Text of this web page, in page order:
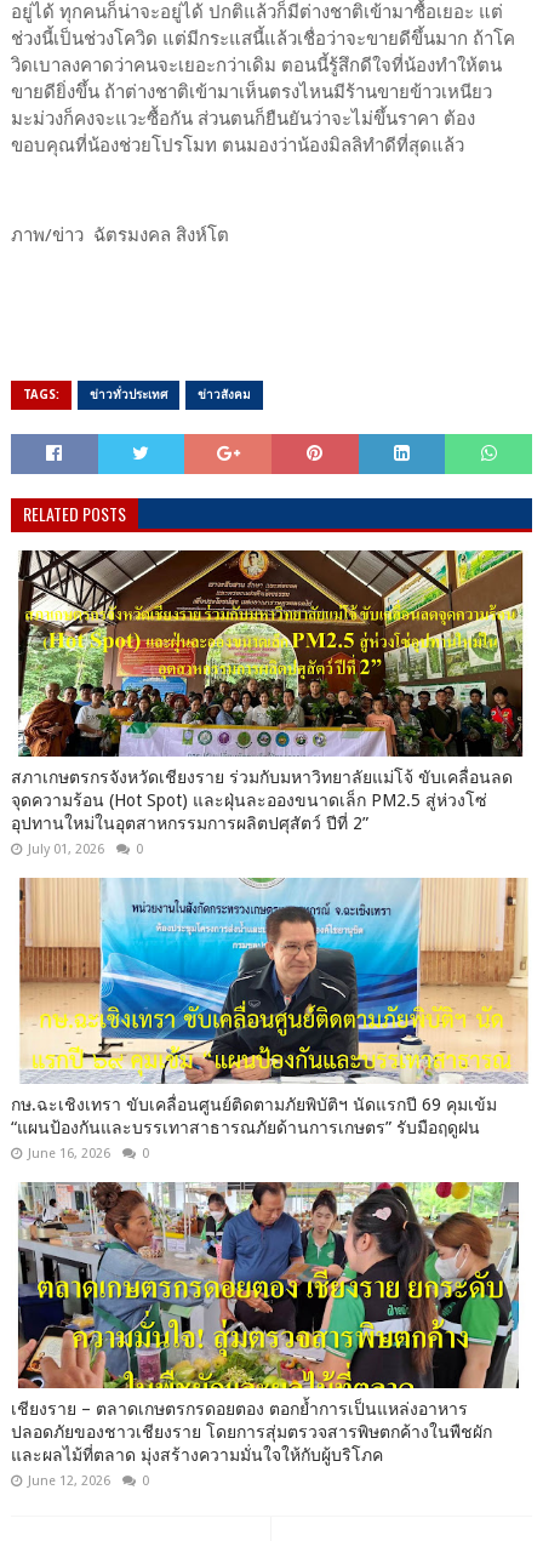
อยู่ได้ ทุกคนก็น่าจะอยู่ได้ ปกติแล้วก็มีต่างชาติเข้ามาซื้อเยอะ แต่
ช่วงนี้เป็นช่วงโควิด แต่มีกระแสนี้แล้วเชื่อว่าจะขายดีขึ้นมาก ถ้าโค
วิดเบาลงคาดว่าคนจะเยอะกว่าเดิม ตอนนี้รู้สึกดีใจที่น้องทำให้ตน
ขายดียิ่งขึ้น ถ้าต่างชาติเข้ามาเห็นตรงไหนมีร้านขายข้าวเหนียว
มะม่วงก็คงจะแวะซื้อกัน ส่วนตนก็ยืนยันว่าจะไม่ขึ้นราคา ต้อง
ขอบคุณที่น้องช่วยโปรโมท ตนมองว่าน้องมิลลิทำดีที่สุดแล้ว
ภาพ/ข่าว ฉัตรมงคล สิงห์โต
TAGS: ข่าวทั่วประเทศ ข่าวสังคม
RELATED POSTS
สภาเกษตรกรจังหวัดเชียงราย ร่วมกับมหาวิทยาลัยแม่โจ้ ขับเคลื่อนลด
จุดความร้อน (Hot Spot) และฝุ่นละอองขนาดเล็ก PM2.5 สู่ห่วงโซ่
อุปทานใหม่ในอุตสาหกรรมการผลิตปศุสัตว์ ปีที่ 2”
July 01, 2026 0
กษ.ฉะเชิงเทรา ขับเคลื่อนศูนย์ติดตามภัยพิบัติฯ นัดแรกปี 69 คุมเข้ม
“แผนป้องกันและบรรเทาสาธารณภัยด้านการเกษตร” รับมือฤดูฝน
June 16, 2026 0
เชียงราย – ตลาดเกษตรกรดอยตอง ตอกย้ำการเป็นแหล่งอาหาร
ปลอดภัยของชาวเชียงราย โดยการสุ่มตรวจสารพิษตกค้างในพืชผัก
และผลไม้ที่ตลาด มุ่งสร้างความมั่นใจให้กับผู้บริโภค
June 12, 2026 0